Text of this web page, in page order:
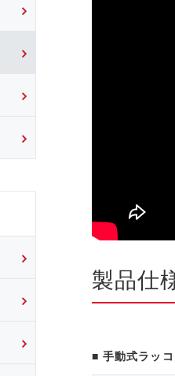
製品仕
■ 手動式ラッ